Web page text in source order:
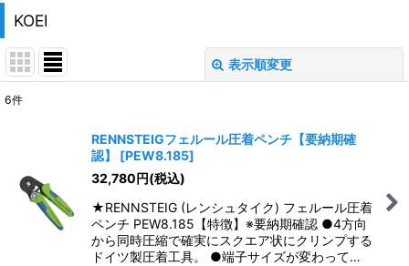
KOEI
表示順変更
絞り込む
6件
RENNSTEIGフェルール圧着ペンチ【要納期確
認】
[PEW8.185]
32,780円(税込)
★RENNSTEIG (レンシュタイク) フェルール圧着
ペンチ PEW8.185【特徴】※要納期確認 ●4方向
から同時圧縮で確実にスクエア状にクリンプする
ドイツ製圧着工具。 ●端子サイズが変わって…